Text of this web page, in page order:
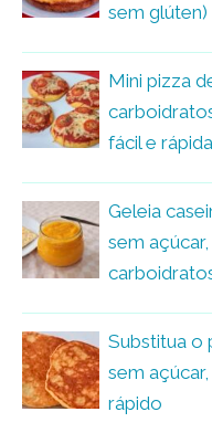
sem glúten)
Mini pizza
fácil e rápida
Geleia
sem
Substitua o
sem
rápido